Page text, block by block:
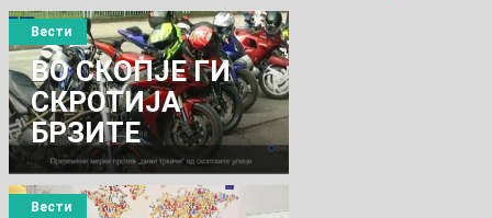
ВО СКОПЈЕ ГИ
СКРОТИЈА
БРЗИТЕ
МОТОРЏИИ
Вести
Вести